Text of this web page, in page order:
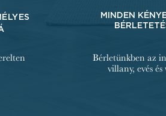
MINDEN
Bérletünkben az
villany, evés és